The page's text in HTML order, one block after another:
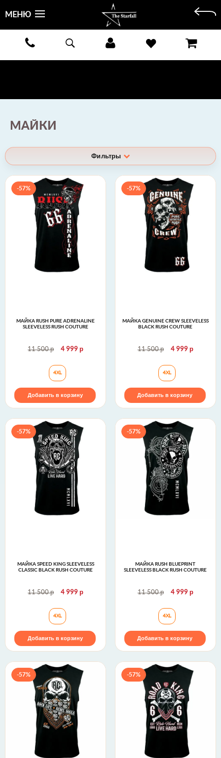
БЕСПЛАТНАЯ ДОСТАВКА КУРЬЕРОМ ИЛИ ПОЧТОЙ ПО ВСЕЙ РОССИИ! ОПЛАТА ПРИ ПОЛУЧЕНИИ
ПОДРОБНЕЕ >
МЕНЮ
МАЙКИ
Фильтры
-57%
МАЙКА RUSH PURE ADRENALINE
SLEEVELESS RUSH COUTURE
11 500р 4 999р
Майка RUSH PURE ADRENALINE SLEEVELESS
4XL
Добавить в корзину
-57%
МАЙКА GENUINE CREW SLEEVELESS
BLACK RUSH COUTURE
11 500р 4 999 р
Майка GENUINE
4XL
Добавить в корзину
-57%
МАЙКА SPEED KING SLEEVELESS
CLASSIC BLACK RUSH COUTURE
11 500р 4 999р
Майка SPEED KING SLEEVELESS Classic Black Rush
4XL
Добавить в корзину
-57%
МАЙКА RUSH BLUEPRINT
SLEEVELESS BLACK RUSH COUTURE
11 500р 4 999 р
Майка RUSH
4XL
Добавить в корзину
-57% -57%